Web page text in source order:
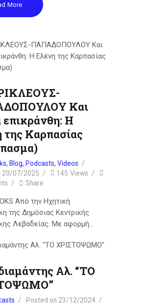
More
Και
επικράνθη: Η
της Καρπασίας
, Blog, Podcasts, Videos
20/07/2025 145 Views
Share
Από την Ηχητική
της Δημόσιας Κεντρικής
Λεβαδείας. Με αφορμή…
Αλ. “ΤΟ
Posted on 23/12/2024